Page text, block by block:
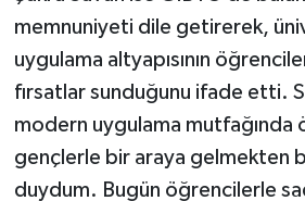
memnuniyeti dile getirerek,
uygulama altyapısının
fırsatlar sunduğunu ifade etti.
modern uygulama mutfağında
gençlerle bir araya gelmekten
duydum. Bugün öğrencilerle